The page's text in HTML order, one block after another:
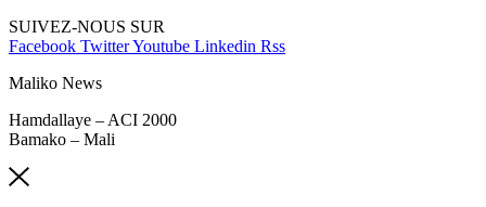
SUIVEZ-NOUS SUR
Facebook TwitterYoutube Linkedin Rss
Maliko News
Hamdallaye – ACI 2000
Bamako – Mali